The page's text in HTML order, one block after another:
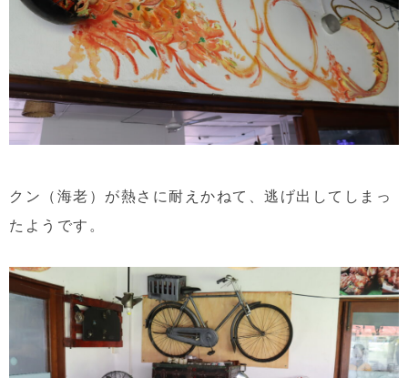
クン（海老）が熱さに耐えかねて、逃げ出してしまっ
たようです。